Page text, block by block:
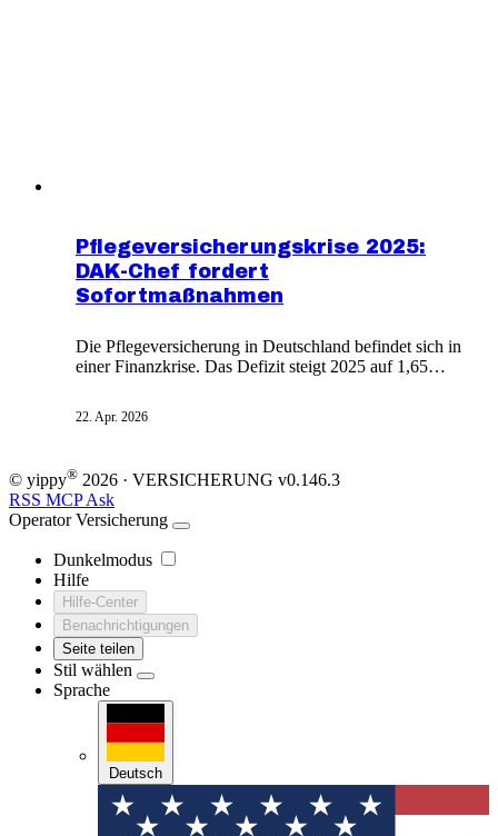
Pflegeversicherungskrise 2025:
DAK-Chef fordert
Sofortmaßnahmen
Die Pflegeversicherung in Deutschland befindet sich in
einer Finanzkrise. Das Defizit steigt 2025 auf 1,65
demografische Wandel und steigende Kosten für
Rückzahlung von 5,2 Milliarden Euro an Coronahilfen
und grundlegende Strukturreformen.
22. Apr. 2026
© yippy® 2026 · VERSICHERUNG v0.146.3
RSS MCPAsk
Operator Versicherung
Dunkelmodus
Hilfe
Hilfe-Center
Benachrichtigungen
Seite teilen
Stil wählen
Sprache
Deutsch